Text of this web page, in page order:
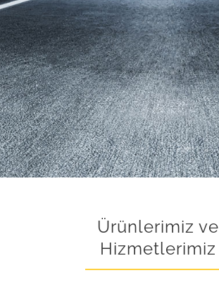
Ürünlerimiz ve
Hizmetlerimiz